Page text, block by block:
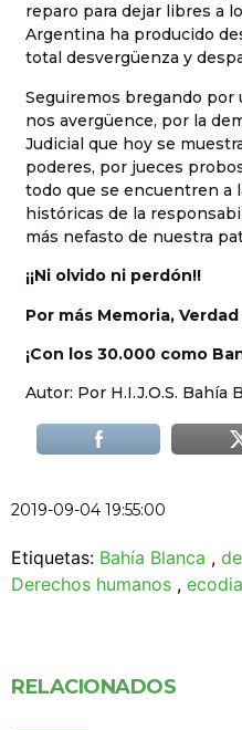
reparo para dejar libres a
Argentina ha producido
total desvergüenza y
Seguiremos bregando por
nos avergüence, por la
Judicial que hoy se
poderes, por jueces
todo que se encuentren a
históricas de la
más nefasto de nuestra
¡¡Ni olvido ni perdón!!
Por más Memoria,
¡Con los 30.000 como
Autor: Por H.I.J.O.S. Bahía
2019-09-04 19:55:00
Etiquetas: Bahía Blanca ,
Derechos humanos ,
RELACIONADOS